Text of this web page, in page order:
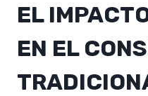
EL
EN EL